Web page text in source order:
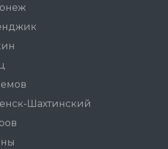
Шахтинский